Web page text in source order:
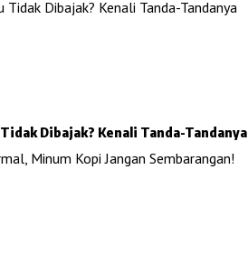
Dibajak? Kenali Tanda-Tandanya